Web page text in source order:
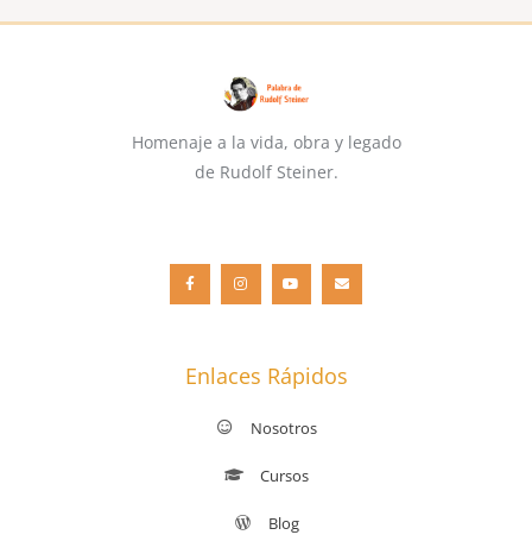
Homenaje a la vida, obra y legado
de Rudolf Steiner.
c
e
b
o
s
t
a
g
u
t
u
b
v
e
l
o
Enlaces Rápidos
Nosotros
Cursos
Blog